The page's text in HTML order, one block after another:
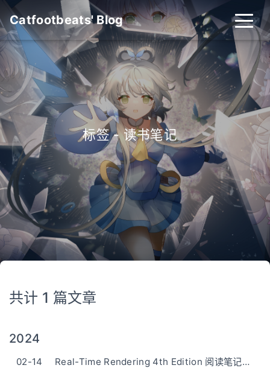
Catfootbeats' Blog
标签 - 读书笔记_
共计 1 篇文章
2024
02-14 Real-Time Rendering 4th Edition 阅读笔记0 图形渲染管线